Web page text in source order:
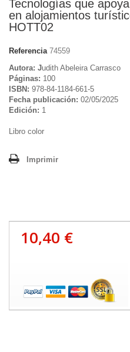
Tecnologías que
en alojamientos
HOTT02
Referencia 74559
Autora: Judith Abeleira Carrasco
Páginas: 100
ISBN: 978-84-1184-661-5
Fecha publicación: 02/05/2025
Edición: 1
Libro color
Imprimir
10,40 €